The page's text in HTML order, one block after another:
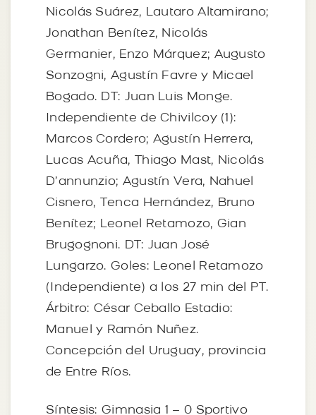
Nicolás Suárez, Lautaro Altamirano;
Jonathan Benítez, Nicolás
Germanier, Enzo Márquez; Augusto
Sonzogni, Agustín Favre y Micael
Bogado. DT: Juan Luis Monge.
Independiente de Chivilcoy (1):
Marcos Cordero; Agustín Herrera,
Lucas Acuña, Thiago Mast, Nicolás
D’annunzio; Agustín Vera, Nahuel
Cisnero, Tenca Hernández, Bruno
Benítez; Leonel Retamozo, Gian
Brugognoni. DT: Juan José
Lungarzo. Goles: Leonel Retamozo
(Independiente) a los 27 min del PT.
Árbitro: César Ceballo Estadio:
Manuel y Ramón Nuñez.
Concepción del Uruguay, provincia
de Entre Ríos.
Síntesis: Gimnasia 1 – 0 Sportivo